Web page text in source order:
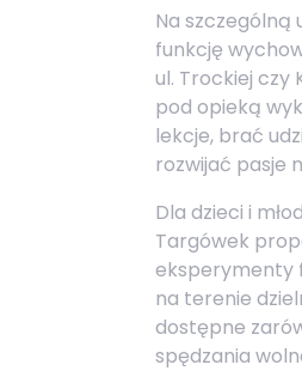
Na szczególną
funkcję
ul. Trockiej czy
pod opieką
lekcje, brać
rozwijać pasje
Dla dzieci i
Targówek
eksperymenty
na terenie
dostępne
spędzania